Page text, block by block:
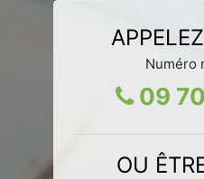
Numéro
09
OU